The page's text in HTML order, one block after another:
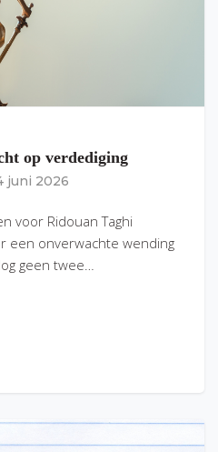
op verdediging
juni 2026
voor Ridouan Taghi
een onverwachte wending
geen twee…